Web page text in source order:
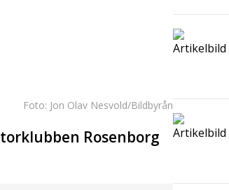
Foto: Jon Olav Nesvold/Bildbyrån
Rosenborg